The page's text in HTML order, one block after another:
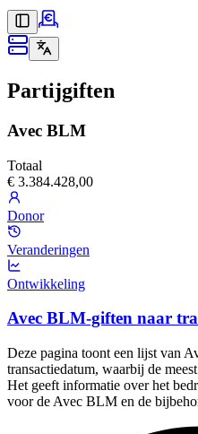
Partijgiften
Avec BLM
Totaal
€ 3.384.428,00
Donor
Veranderingen
Ontwikkeling
Avec BLM-giften naar
Deze pagina toont een lijst van
transactiedatum, waarbij de
Het geeft informatie over het
voor de Avec BLM en de